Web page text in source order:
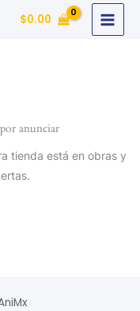
$0.00
anunciar
tienda está en obras y